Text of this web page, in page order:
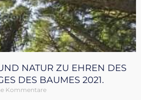
NATUR ZU EHREN DES
DES BAUMES 2021.
Kommentare